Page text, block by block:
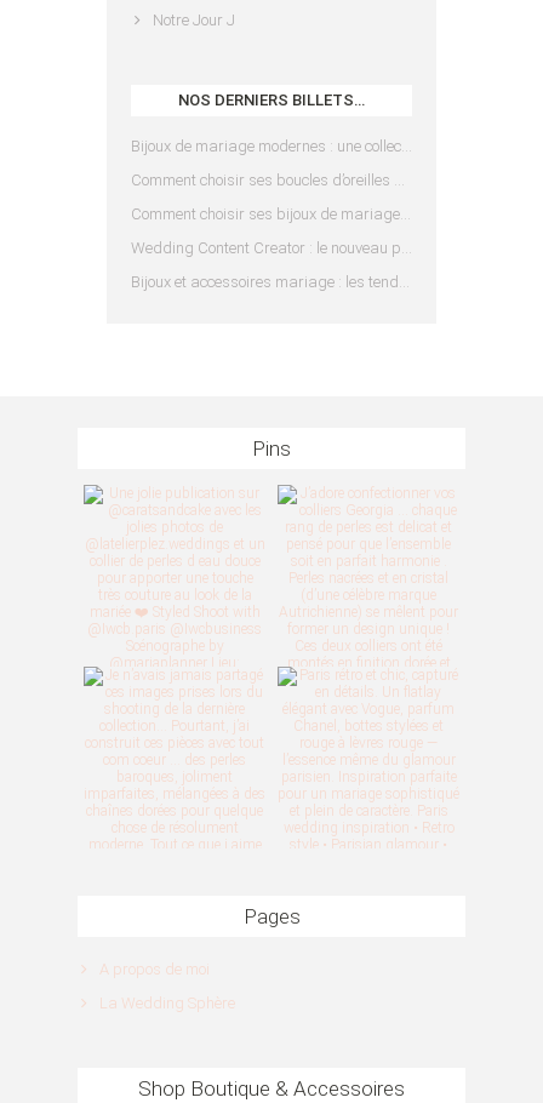
Notre Jour J
NOS DERNIERS BILLETS…
Pins
Pages
A propos de moi
La Wedding Sphère
Shop Boutique & Accessoires